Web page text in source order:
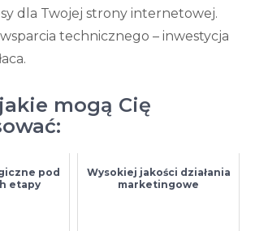
dla Twojej strony internetowej.
technicznego – inwestycja
mogą Cię
pod
etapy
Wysokiej jakości działania
marketingowe